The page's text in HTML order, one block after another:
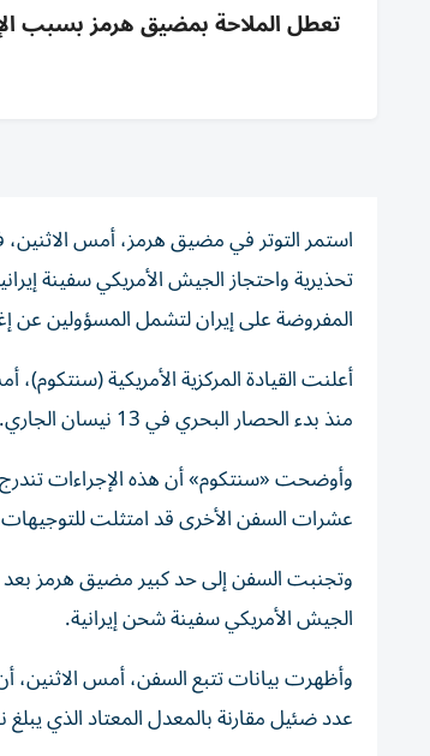
تعطل الملاحة بمضيق هرمز بسبب
استمر التوتر في مضيق هرمز، أمس
تحذيرية واحتجاز الجيش الأمريكي سفينة
المفروضة على إيران لتشمل المسؤولين
منذ بدء الحصار البحري في 13 نيسان الجاري.
وأوضحت «سنتكوم» أن هذه الإجراءات
عشرات السفن الأخرى قد امتثلت للتوجيهات
وتجنبت السفن إلى حد كبير مضيق هرمز بعد
الجيش الأمريكي سفينة شحن إيرانية.
عدد ضئيل مقارنة بالمعدل المعتاد الذي يبلغ نحو 130 سفينة